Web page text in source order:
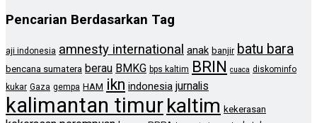
Pencarian Berdasarkan Tag
aji indonesia amnesty international anak banjir batu bara
bencana sumatera berau BMKG bps kaltim BRIN cuaca diskominfo
kukar Gaza gempa HAM ikn indonesia jurnalis
kalimantan timurkaltim kekerasan